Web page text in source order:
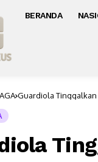
BERANDA
Guardiola Tinggalkan